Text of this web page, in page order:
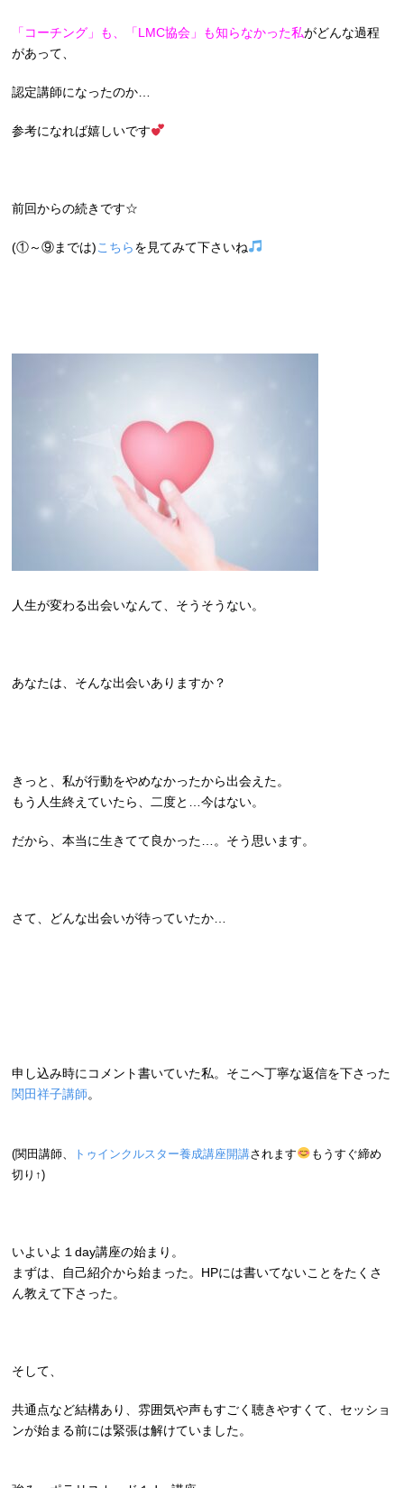
「コーチング」も、「LMC協会」も知らなかった私がどんな過程
があって、
認定講師になったのか…
参考になれば嬉しいです
前回からの続きです☆
(①～⑨までは)こちらを見てみて下さいね
人生が変わる出会いなんて、そうそうない。
あなたは、そんな出会いありますか？
きっと、私が行動をやめなかったから出会えた。
もう人生終えていたら、二度と…今はない。
だから、本当に生きてて良かった…。そう思います。
さて、どんな出会いが待っていたか…
申し込み時にコメント書いていた私。そこへ丁寧な返信を下さった
関田祥子講師。
(関田講師、 トゥインクルスター養成講座開講されます
もうすぐ締め
切り↑)
いよいよ１day講座の始まり。
まずは、自己紹介から始まった。HPには書いてないことをたくさ
ん教えて下さった。
そして、
共通点など結構あり、雰囲気や声もすごく聴きやすくて、セッショ
ンが始まる前には緊張は解けていました。